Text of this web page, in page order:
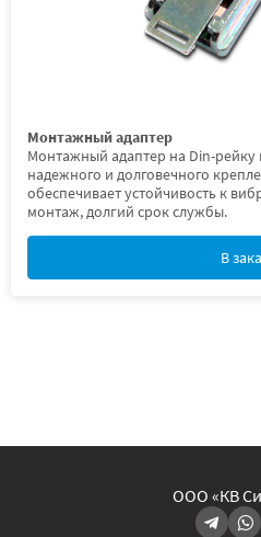
Монтажный адаптер
Монтажный адаптер на Din-рейку
надежного и долговечного
обеспечивает устойчивость к
монтаж, долгий срок службы.
В
ООО «КВ